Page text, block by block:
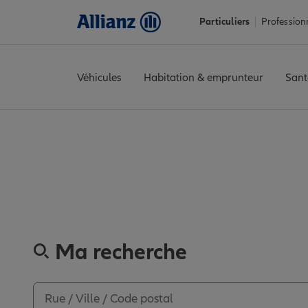
Particuliers
Véhicules Habitation & emprunteur
Ma recherche